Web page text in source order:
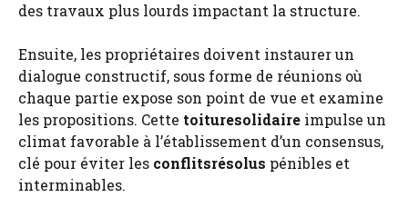
des travaux plus lourds impactant la structure.
Ensuite, les propriétaires doivent instaurer un
dialogue constructif, sous forme de réunions où
chaque partie expose son point de vue et examine
les propositions. Cette toituresolidaire impulse un
climat favorable à l’établissement d’un consensus,
clé pour éviter les conflitsrésolus pénibles et
interminables.